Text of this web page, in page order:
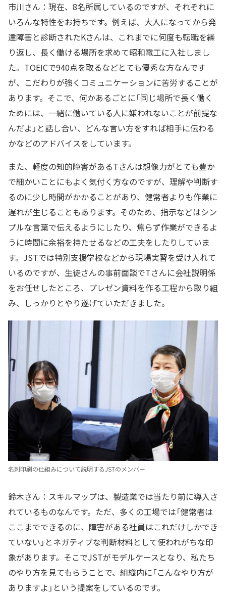
市川さん：現在、8名所属しているのですが、それぞれに
いろんな特性をお持ちです。例えば、大人になってから発
達障害と診断されたKさんは、これまでに何度も転職を繰
り返し、長く働ける場所を求めて昭和電工に入社しまし
た。TOEICで940点を取るなどとても優秀な方なんです
が、こだわりが強くコミュニケーションに苦労することが
あります。そこで、何かあるごとに「同じ場所で長く働く
ためには、一緒に働いている人に嫌われないことが前提な
んだよ」と話し合い、どんな言い方をすれば相手に伝わる
かなどのアドバイスをしています。
また、軽度の知的障害があるTさんは想像力がとても豊か
で細かいことにもよく気付く方なのですが、理解や判断す
るのに少し時間がかかることがあり、健常者よりも作業に
遅れが生じることもあります。そのため、指示などはシン
プルな言葉で伝えるようにしたり、焦らず作業ができるよ
うに時間に余裕を持たせるなどの工夫をしたりしていま
す。JSTでは特別支援学校などから現場実習を受け入れて
いるのですが、生徒さんの事前面談でTさんに会社説明係
をお任せしたところ、プレゼン資料を作る工程から取り組
み、しっかりとやり遂げていただきました。
名刺印刷の仕組みについて説明するJSTのメンバー
鈴木さん：スキルマップは、製造業では当たり前に導入さ
れているものなんです。ただ、多くの工場では「健常者は
ここまでできるのに、障害がある社員はこれだけしかでき
ていない」とネガティブな判断材料として使われがちな印
象があります。そこでJSTがモデルケースとなり、私たち
のやり方を見てもらうことで、組織内に「こんなやり方が
ありますよ」という提案をしているのです。